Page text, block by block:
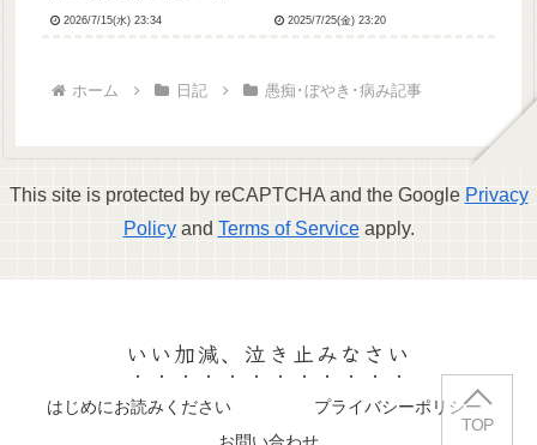
ってきてることもあり強い口
泣きわめき、夜間だったけど
病院に行って看護師さんにな
2026/7/15(水) 23:34 2025/7/25(金) 23:20
ホーム 日記 愚痴･ぼやき･病み記事
This site is protected by reCAPTCHA and the Google Privacy
Policyand Terms of Serviceapply.
いい加減、泣き止みなさい
はじめにお読みください
プライバシーポリシー
お問い合わせ
TOP